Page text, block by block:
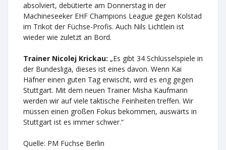
absolviert, debütierte am Donnerstag in der
Machineseeker EHF Champions League gegen Kolstad
im Trikot der Füchse-Profis. Auch Nils Lichtlein ist
wieder wie zuletzt an Bord.
Trainer Nicolej Krickau: „Es gibt 34 Schlüsselspiele in
der Bundesliga, dieses ist eines davon. Wenn Kai
Häfner einen guten Tag erwischt, wird es eng gegen
Stuttgart. Mit dem neuen Trainer Misha Kaufmann
werden wir auf viele taktische Feinheiten treffen. Wir
müssen einen großen Fokus bekommen, auswärts in
Stuttgart ist es immer schwer.“
Quelle: PM Füchse Berlin